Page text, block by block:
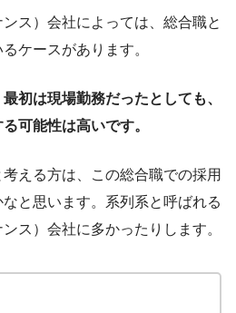
ス）会社によっては、総合職と
ケースがあります。
初は現場勤務だったとしても、
可能性は高いです。
える方は、この総合職での採用
と思います。系列系と呼ばれる
ス）会社に多かったりします。